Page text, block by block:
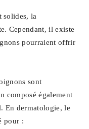
solides, la
Cependant, il existe
pourraient offrir
sont
composé également
En dermatologie, le
pour :